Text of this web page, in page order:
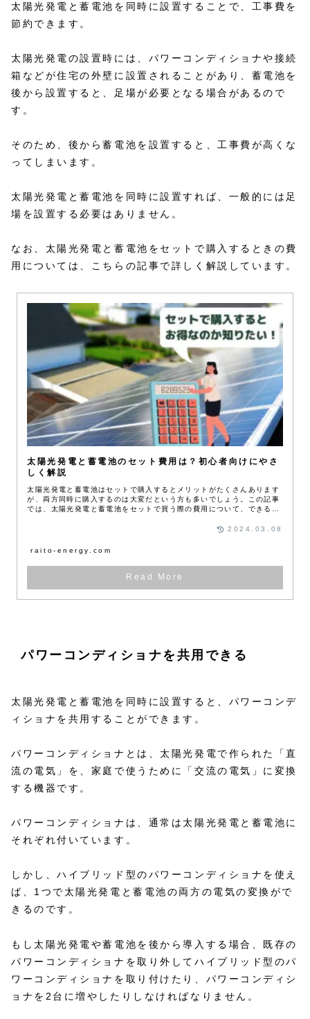
太陽光発電と蓄電池を同時に設置することで、工事費を
節約できます。
太陽光発電の設置時には、パワーコンディショナや接続
箱などが住宅の外壁に設置されることがあり、蓄電池を
後から設置すると、足場が必要となる場合があるので
す。
そのため、後から蓄電池を設置すると、工事費が高くな
ってしまいます。
太陽光発電と蓄電池を同時に設置すれば、一般的には足
場を設置する必要はありません。
なお、太陽光発電と蓄電池をセットで購入するときの費
用については、こちらの記事で詳しく解説しています。
太陽光発電と蓄電池のセット費用は？初心者向けにやさ
しく解説
太陽光発電と蓄電池はセットで購入するとメリットがたくさんあります
が、両方同時に購入するのは大変だという方も多いでしょう。この記事
では、太陽光発電と蓄電池をセットで買う際の費用について、できるだ
raito-energy.com
2024.03.08
パワーコンディショナを共用できる
太陽光発電と蓄電池を同時に設置すると、パワーコンデ
ィショナを共用することができます。
パワーコンディショナとは、太陽光発電で作られた「直
流の電気」を、家庭で使うために「交流の電気」に変換
する機器です。
パワーコンディショナは、通常は太陽光発電と蓄電池に
それぞれ付いています。
しかし、ハイブリッド型のパワーコンディショナを使え
ば、1つで太陽光発電と蓄電池の両方の電気の変換がで
きるのです。
もし太陽光発電や蓄電池を後から導入する場合、既存の
パワーコンディショナを取り外してハイブリッド型のパ
ワーコンディショナを取り付けたり、パワーコンディシ
ョナを2台に増やしたりしなければなりません。